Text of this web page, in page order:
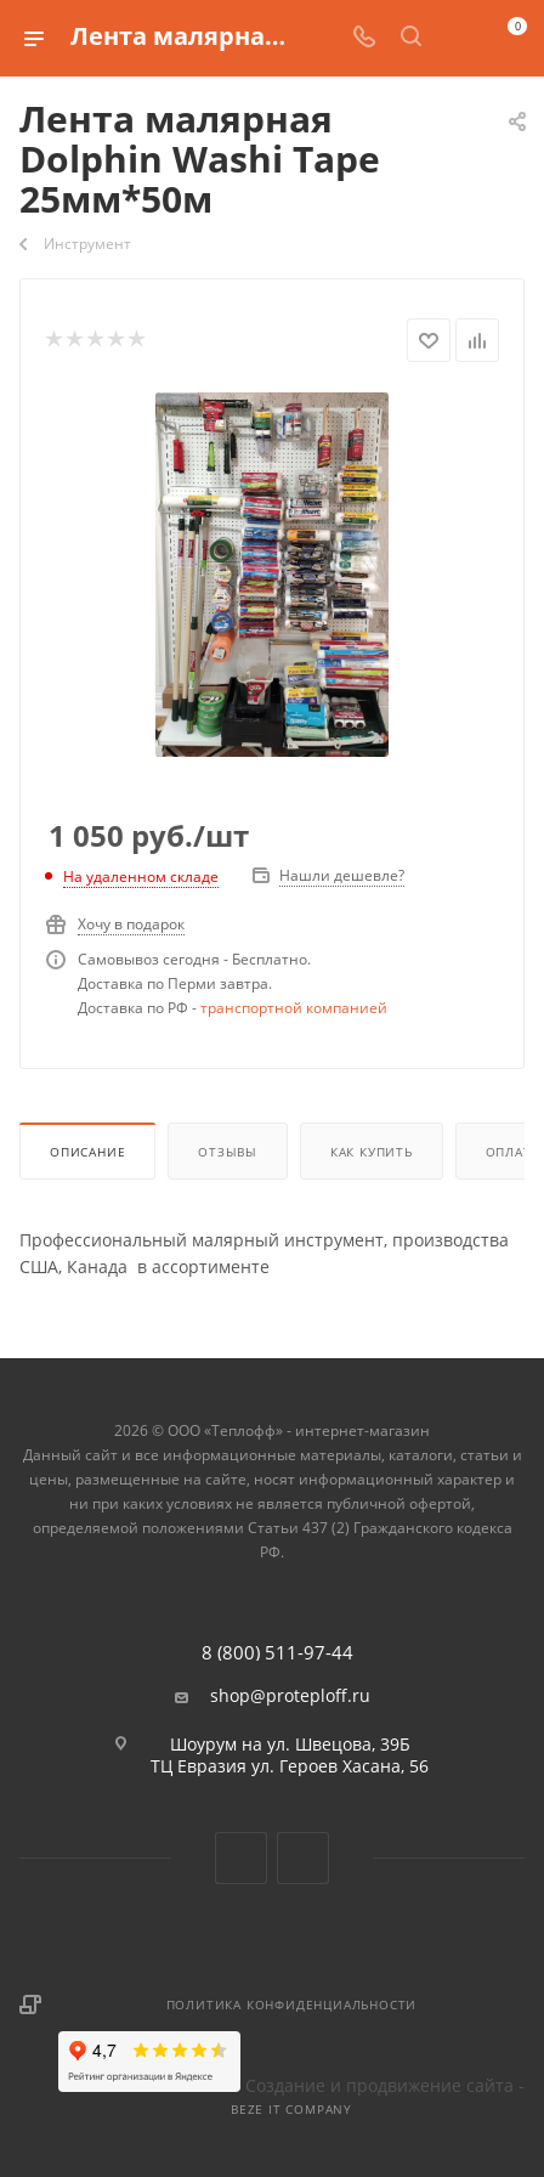
Лента малярная Dolphin Washi Tape 25мм*50м 0
Лента малярная
Dolphin Washi Tape
25мм*50м
Инструмент
1 050 руб./шт
На удаленном складе Нашли дешевле?
Хочу в подарок
Самовывоз сегодня - Бесплатно.
Доставка по Перми завтра.
Доставка по РФ -транспортной компанией
ОПИСАНИЕ ОТЗЫВЫ КАК КУПИТЬ ОПЛАТА
Профессиональный малярный инструмент, производства
США, Канада в ассортименте
2026 © ООО «Теплофф» - интернет-магазин
Данный сайт и все информационные материалы, каталоги, статьи и
цены, размещенные на сайте, носят информационный характер и
ни при каких условиях не является публичной офертой,
определяемой положениями Статьи 437 (2) Гражданского кодекса
РФ.
8 (800) 511-97-44
shop@proteploff.ru
Шоурум на ул. Швецова, 39Б
ТЦ Евразия ул. Героев Хасана, 56
ПОЛИТИКА КОНФИДЕНЦИАЛЬНОСТИ
Создание и продвижение сайта -
BEZE IT COMPANY